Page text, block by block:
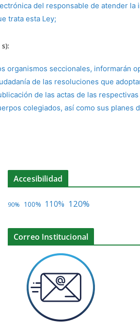
del responsable de atender la
trata esta Ley;
organismos seccionales, informarán
de las resoluciones que
de las actas de las
colegiados, así como sus planes
Accesibilidad
90% 100% 110% 120%
Correo Institucional